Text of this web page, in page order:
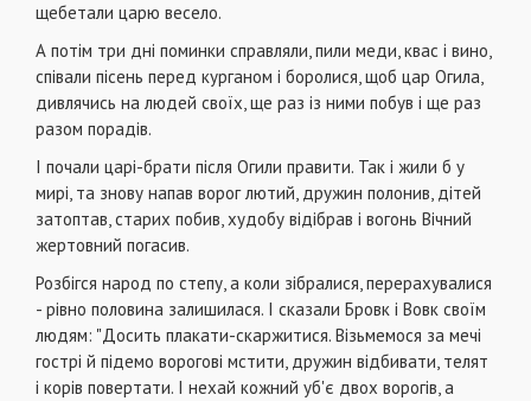
щебетали царю весело.
А потім три дні поминки справляли, пили меди, квас і вино,
співали пісень перед курганом і боролися, щоб цар Огила,
дивлячись на людей своїх, ще раз із ними побув і ще раз
разом порадів.
І почали царі-брати після Огили правити. Так і жили б у
мирі, та знову напав ворог лютий, дружин полонив, дітей
затоптав, старих побив, худобу відібрав і вогонь Вічний
жертовний погасив.
Розбігся народ по степу, а коли зібралися, перерахувалися
- рівно половина залишилася. І сказали Бровк і Вовк своїм
людям: "Досить плакати-скаржитися. Візьмемося за мечі
гострі й підемо ворогові мстити, дружин відбивати, телят
і корів повертати. І нехай кожний уб'є двох ворогів, а